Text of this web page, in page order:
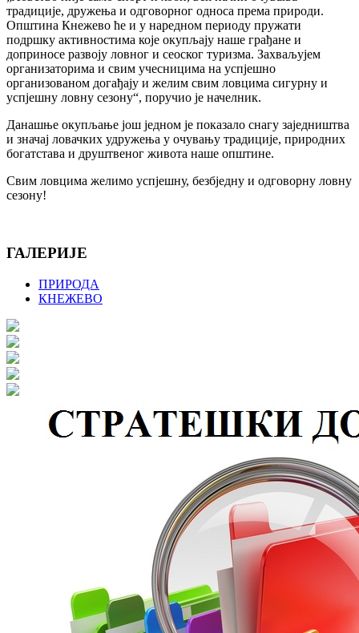
традиције, дружења и одговорног односа према природи.
Општина Кнежево ће и у наредном периоду пружати
подршку активностима које окупљају наше грађане и
доприносе развоју ловног и сеоског туризма. Захваљујем
организаторима и свим учесницима на успјешно
организованом догађају и желим свим ловцима сигурну и
успјешну ловну сезону“, поручио је начелник.
Данашње окупљање још једном је показало снагу заједништва
и значај ловачких удружења у очувању традиције, природних
богатстава и друштвеног живота наше општине.
Свим ловцима желимо успјешну, безбједну и одговорну ловну
сезону!
ГАЛЕРИЈЕ
ПРИРОДА
КНЕЖЕВО